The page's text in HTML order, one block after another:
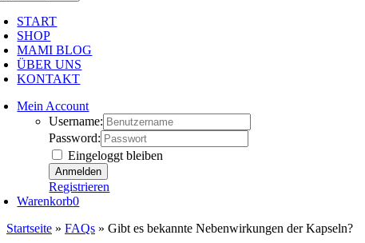
START
SHOP
MAMI BLOG
ÜBER UNS
KONTAKT
Mein Account
Username:
Password:
Eingeloggt bleiben
Registrieren
Warenkorb0
Startseite » FAQs » Gibt es bekannte Nebenwirkungen der Kapseln?